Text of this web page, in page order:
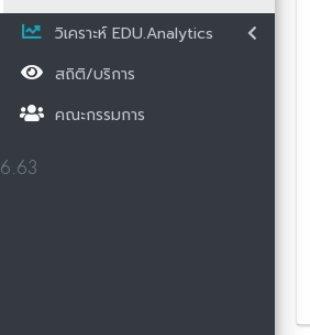
วิเคราะห์ EDU.Analytics
สถิติ/บริการ
คณะกรรมการ
6.63